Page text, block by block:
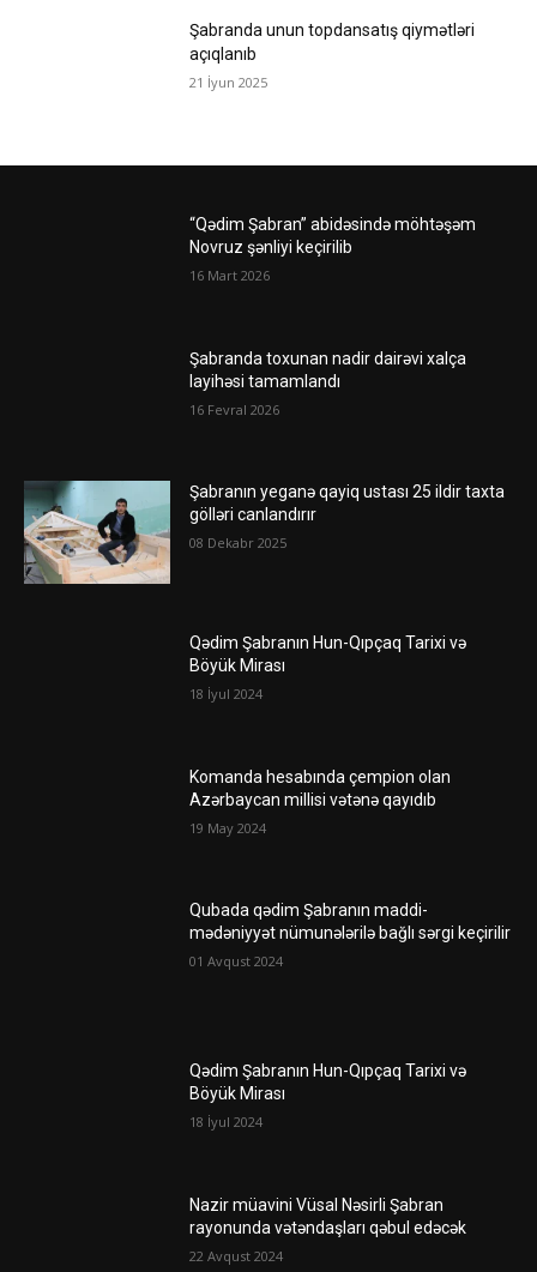
Şabranda unun topdansatış qiymətləri
açıqlanıb
21 İyun 2025
“Qədim Şabran” abidəsində möhtəşəm
Novruz şənliyi keçirilib
16 Mart 2026
Şabranda toxunan nadir dairəvi xalça
layihəsi tamamlandı
16 Fevral 2026
Şabranın yeganə qayiq ustası 25 ildir taxta
gölləri canlandırır
08 Dekabr 2025
Qədim Şabranın Hun-Qıpçaq Tarixi və
Böyük Mirası
18 İyul 2024
Komanda hesabında çempion olan
Azərbaycan millisi vətənə qayıdıb
19 May 2024
Qubada qədim Şabranın maddi-
mədəniyyət nümunələrilə bağlı sərgi keçirilir
01 Avqust 2024
Qədim Şabranın Hun-Qıpçaq Tarixi və
Böyük Mirası
18 İyul 2024
Nazir müavini Vüsal Nəsirli Şabran
rayonunda vətəndaşları qəbul edəcək
22 Avqust 2024